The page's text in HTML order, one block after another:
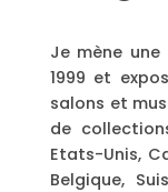
Je mène
1999 et
salons et
de
Etats-Unis,
Belgique,